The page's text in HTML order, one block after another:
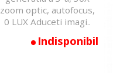
zoom optic, autofocus,
0 LUX Aduceti imagi..
Indisponibil